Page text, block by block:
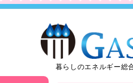
暮らしのエネルギー総